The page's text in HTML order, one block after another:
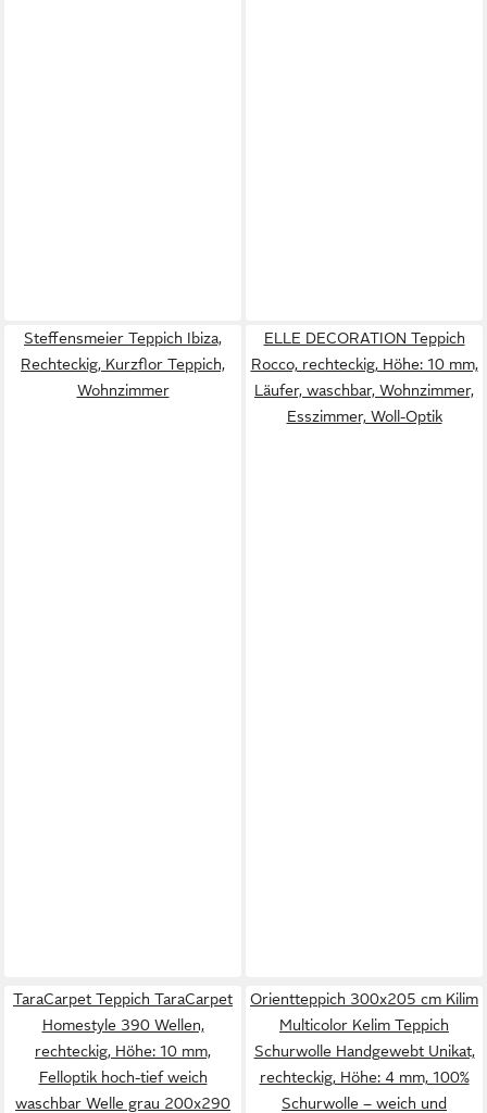
Steffensmeier Teppich Ibiza,
Rechteckig, Kurzflor Teppich,
Wohnzimmer
ELLE DECORATION Teppich
Rocco, rechteckig, Höhe: 10 mm,
Läufer, waschbar, Wohnzimmer,
Esszimmer, Woll-Optik
TaraCarpet Teppich TaraCarpet
Homestyle 390 Wellen,
rechteckig, Höhe: 10 mm,
Felloptik hoch-tief weich
waschbar Welle grau 200x290
Orientteppich 300x205 cm Kilim
Multicolor Kelim Teppich
Schurwolle Handgewebt Unikat,
rechteckig, Höhe: 4 mm, 100%
Schurwolle – weich und